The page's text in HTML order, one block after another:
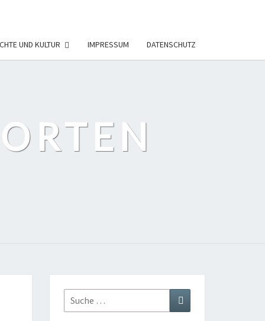
UND KULTUR IMPRESSUM DATENSCHUTZ
Suche
nach:
Suchen